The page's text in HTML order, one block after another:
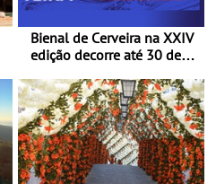
Bienal de Cerveira na XXIV
edição decorre até 30 de
enquanto “Territórios sem
Fronteira”